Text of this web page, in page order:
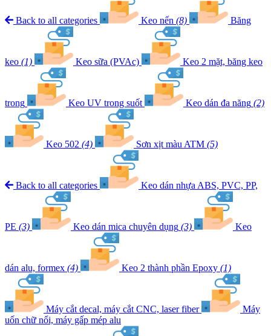
Back to all categories Keo nến (8) Băng
keo (1) Keo sữa (PVAc) Keo 2 mặt, băng keo
trong Keo UV trong suốt Keo dán đa năng (2)
Keo 502 (4) Sơn xịt màu ATM (5)
Back to all categories Keo dán nhựa ABS, PVC, PP,
PE (3) Keo dán mica chuyên dụng (3) Keo
dán alu, formex (4) Keo 2 thành phần Epoxy (1)
Máy cắt decal, máy cắt CNC, laser fiber
Máy
uốn chữ nổi, máy gấp mép alu